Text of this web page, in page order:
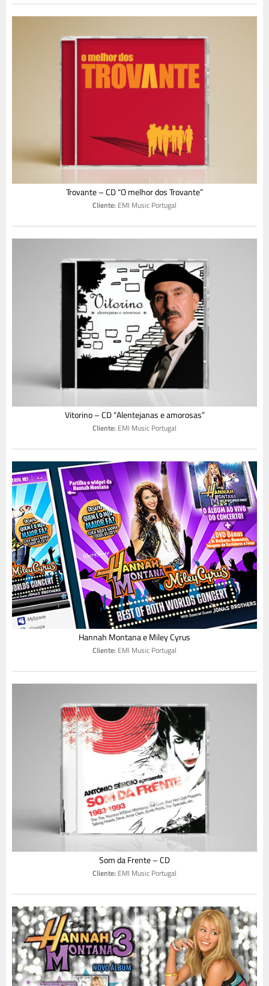
Trovante – CD “O melhor dos Trovante”
Cliente: EMI Music Portugal
Vitorino – CD “Alentejanas e amorosas”
Cliente: EMI Music Portugal
Hannah Montana e Miley Cyrus
Cliente: EMI Music Portugal
Som da Frente – CD
Cliente: EMI Music Portugal